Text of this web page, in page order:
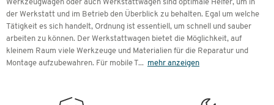
Werkzeugwagen oder auch Werkstattwagen sind optimale Helfer, um in
der Werkstatt und im Betrieb den Überblick zu behalten. Egal um welche
Tätigkeit es sich handelt, Ordnung ist essentiell, um schnell und sauber
arbeiten zu können. Der Werkstattwagen bietet die Möglichkeit, auf
kleinem Raum viele Werkzeuge und Materialien für die Reparatur und
Montage aufzubewahren. Für mobile T ... mehr anzeigen